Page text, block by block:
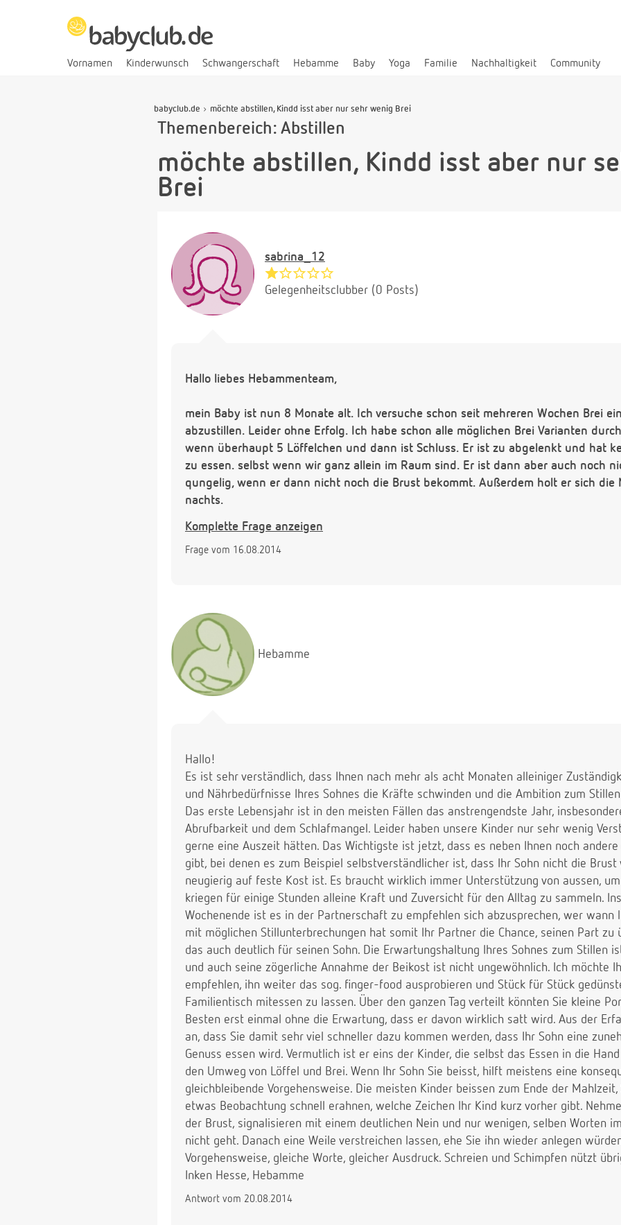
Vornamen Kinderwunsch Schwangerschaft Hebamme Baby Yoga Familie Nachhaltigkeit Community
babyclub.de möchte abstillen, Kindd isst aber nur sehr wenig Brei
Themenbereich: Abstillen
möchte abstillen, Kindd isst aber nur
Brei
sabrina_12
Gelegenheitsclubber (0 Posts)
Hallo liebes Hebammenteam,
mein Baby ist nun 8 Monate alt. Ich versuche schon seit mehreren Wochen Brei
abzustillen. Leider ohne Erfolg. Ich habe schon alle möglichen Brei Varianten
wenn überhaupt 5 Löffelchen und dann ist Schluss. Er ist zu abgelenkt und hat
zu essen. selbst wenn wir ganz allein im Raum sind. Er ist dann aber auch noch
qungelig, wenn er dann nicht noch die Brust bekommt. Außerdem holt er sich die
nachts.
noch keinen Weg gefunden.
Nachts und auch tagsüber möchte Julian alle 2,5 Stunden essen. Er hat mir auch
Können sie mir bitte helfen.
Meine Hebamme hier vor Ort findet das ganz toll, dass mein Kind nur Muttermilch
mir nicht weiter. Ich gehe mittlerweile aufgrund von Schlafmangel total auf dem
Grenze ist definitv erreicht was stillen anbelangt.
Komplette Frage anzeigen
Frage vom 16.08.2014
Hebamme
Hallo!
Es ist sehr verständlich, dass Ihnen nach mehr als acht Monaten alleiniger
und Nährbedürfnisse Ihres Sohnes die Kräfte schwinden und die Ambition zum
Das erste Lebensjahr ist in den meisten Fällen das anstrengendste Jahr,
Abrufbarkeit und dem Schlafmangel. Leider haben unsere Kinder nur sehr wenig
gerne eine Auszeit hätten. Das Wichtigste ist jetzt, dass es neben Ihnen noch andere
gibt, bei denen es zum Beispiel selbstverständlicher ist, dass Ihr Sohn nicht die Brust
neugierig auf feste Kost ist. Es braucht wirklich immer Unterstützung von aussen,
kriegen für einige Stunden alleine Kraft und Zuversicht für den Alltag zu sammeln.
Wochenende ist es in der Partnerschaft zu empfehlen sich abzusprechen, wer wann
mit möglichen Stillunterbrechungen hat somit Ihr Partner die Chance, seinen Part zu
das auch deutlich für seinen Sohn. Die Erwartungshaltung Ihres Sohnes zum Stillen
und auch seine zögerliche Annahme der Beikost ist nicht ungewöhnlich. Ich möchte
empfehlen, ihn weiter das sog. finger-food ausprobieren und Stück für Stück
Familientisch mitessen zu lassen. Über den ganzen Tag verteilt könnten Sie kleine
Besten erst einmal ohne die Erwartung, dass er davon wirklich satt wird. Aus der
an, dass Sie damit sehr viel schneller dazu kommen werden, dass Ihr Sohn eine
Genuss essen wird. Vermutlich ist er eins der Kinder, die selbst das Essen in die
den Umweg von Löffel und Brei. Wenn Ihr Sohn Sie beisst, hilft meistens eine
gleichbleibende Vorgehensweise. Die meisten Kinder beissen zum Ende der
etwas Beobachtung schnell erahnen, welche Zeichen Ihr Kind kurz vorher gibt.
der Brust, signalisieren mit einem deutlichen Nein und nur wenigen, selben Worten
nicht geht. Danach eine Weile verstreichen lassen, ehe Sie ihn wieder anlegen
Vorgehensweise, gleiche Worte, gleicher Ausdruck. Schreien und Schimpfen nützt
Inken Hesse, Hebamme
Antwort vom 20.08.2014